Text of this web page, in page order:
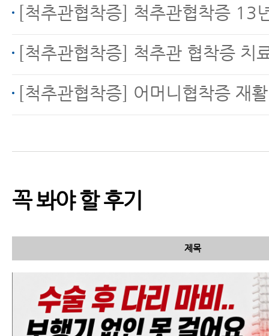
[척추관협착증] 척추관협착증 13년, 운동으로 호전됐지만
[척추관협착증] 척추관 협착증 치
[척추관협착증] 어머니협착증 재활치
꼭 봐야 할 후기
제목